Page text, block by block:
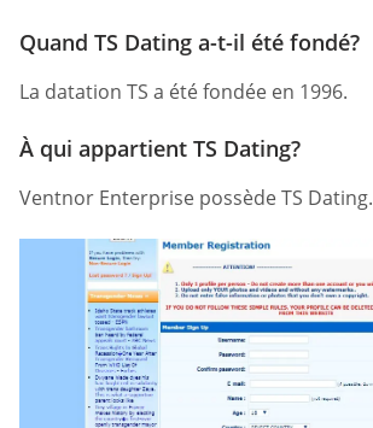
Quand TS Dating a-t-il été fondé?
La datation TS a été fondée en 1996.
À qui appartient TS Dating?
Ventnor Enterprise possède TS Dating.